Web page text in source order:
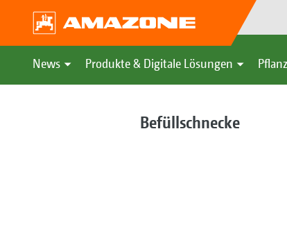
News Produkte & Digitale Lösungen
Befüllschnecke